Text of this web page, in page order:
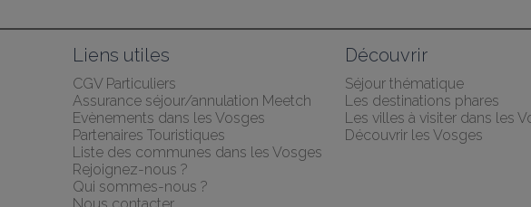
Liens utiles
CGV Particuliers
Assurance séjour/annulation Meetch
Evènements dans les Vosges
Partenaires Touristiques
Liste des communes dans les Vosges
Rejoignez-nous ?
Qui sommes-nous ?
Découvrir
Séjour thématique
Les destinations phares
Les villes à visiter dans les
Découvrir les Vosges